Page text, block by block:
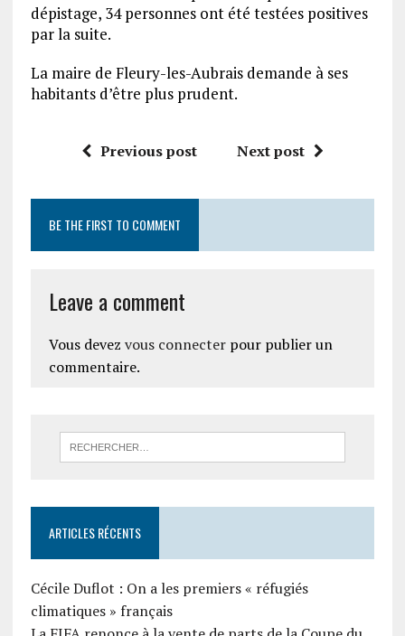
dépistage, 34 personnes ont été testées positives
par la suite.
La maire de Fleury-les-Aubrais demande à ses
habitants d’être plus prudent.
Previous post Next post
BE THE FIRST TO COMMENT
Leave a comment
Vous devez vous connecterpour publier un
commentaire.
ARTICLES RÉCENTS
Cécile Duflot : On a les premiers « réfugiés
climatiques » français